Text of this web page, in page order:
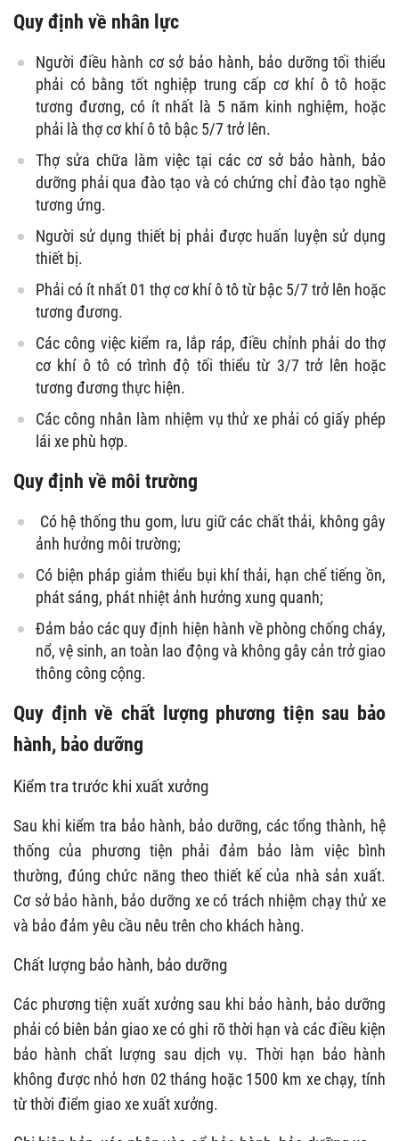
Quy định về nhân lực
Người điều hành cơ sở bảo hành, bảo dưỡng tối thiểu
phải có bằng tốt nghiệp trung cấp cơ khí ô tô hoặc
tương đương, có ít nhất là 5 năm kinh nghiệm, hoặc
phải là thợ cơ khí ô tô bậc 5/7 trở lên.
Thợ sửa chữa làm việc tại các cơ sở bảo hành, bảo
dưỡng phải qua đào tạo và có chứng chỉ đào tạo nghề
tương ứng.
Người sử dụng thiết bị phải được huấn luyện sử dụng
thiết bị.
Phải có ít nhất 01 thợ cơ khí ô tô từ bậc 5/7 trở lên hoặc
tương đương.
Các công việc kiểm ra, lắp ráp, điều chỉnh phải do thợ
cơ khí ô tô có trình độ tối thiểu từ 3/7 trở lên hoặc
tương đương thực hiện.
Các công nhân làm nhiệm vụ thử xe phải có giấy phép
lái xe phù hợp.
Quy định về môi trường
Có hệ thống thu gom, lưu giữ các chất thải, không gây
ảnh hưởng môi trường;
Có biện pháp giảm thiểu bụi khí thải, hạn chế tiếng ồn,
phát sáng, phát nhiệt ảnh hưởng xung quanh;
Đảm bảo các quy định hiện hành về phòng chống cháy,
nổ, vệ sinh, an toàn lao động và không gây cản trở giao
thông công cộng.
Quy định về chất lượng phương tiện sau bảo
hành, bảo dưỡng
Kiểm tra trước khi xuất xưởng
Sau khi kiểm tra bảo hành, bảo dưỡng, các tổng thành, hệ
thống của phương tiện phải đảm bảo làm việc bình
thường, đúng chức năng theo thiết kế của nhà sản xuất.
Cơ sở bảo hành, bảo dưỡng xe có trách nhiệm chạy thử xe
và bảo đảm yêu cầu nêu trên cho khách hàng.
Chất lượng bảo hành, bảo dưỡng
Các phương tiện xuất xưởng sau khi bảo hành, bảo dưỡng
phải có biên bản giao xe có ghi rõ thời hạn và các điều kiện
bảo hành chất lượng sau dịch vụ. Thời hạn bảo hành
không được nhỏ hơn 02 tháng hoặc 1500 km xe chạy, tính
từ thời điểm giao xe xuất xưởng.